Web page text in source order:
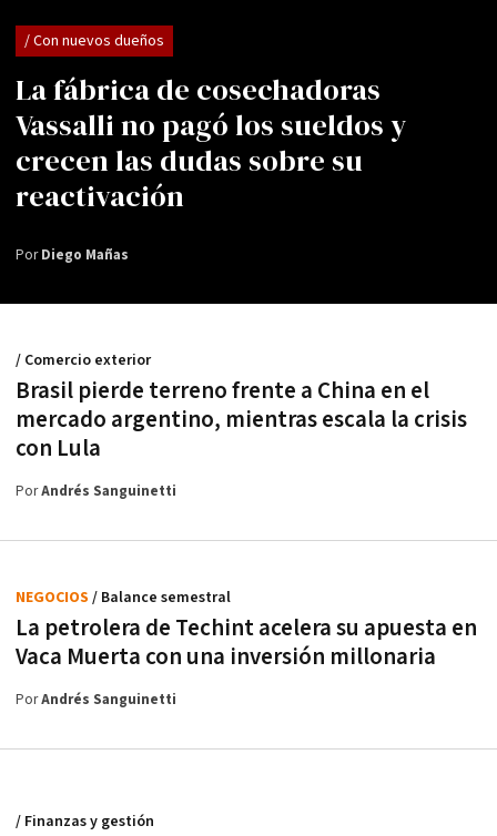
La fábrica de cosechadoras
Vassalli no pagó los sueldos y
crecen las dudas sobre su
reactivación
/ Con nuevos dueños
PorDiego Mañas
Brasil pierde terreno frente a China en el
mercado argentino, mientras escala la crisis
con Lula
/ Comercio exterior
PorAndrés Sanguinetti
La petrolera de Techint acelera su apuesta en
Vaca Muerta con una inversión millonaria
NEGOCIOS / Balance semestral
PorAndrés Sanguinetti
/ Finanzas y gestión